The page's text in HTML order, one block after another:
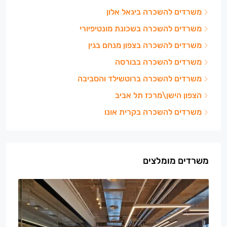
משרדים להשכרה ביגאל אלון
משרדים להשכרה בשכונת מונטיפיורי
משרדים להשכרה בצפון מנחם בגין
משרדים להשכרה בבורסה
משרדים להשכרה ברוטשילד והסביבה
הצפון הישן\מרכז תל אביב
משרדים להשכרה בקרית אונו
משרדים מומלצים